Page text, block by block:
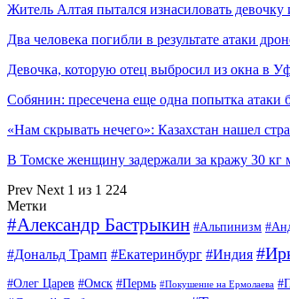
Житель Алтая пытался изнасиловать
Два человека погибли в результате атаки
Девочка, которую отец выбросил из окна в
Собянин: пресечена еще одна попытка атаки
«Нам скрывать нечего»: Казахстан нашел
В Томске женщину задержали за кражу 30 кг
Prev Next 1 из 1 224
Метки
#Александр Бастрыкин #Альпинизм
#Дональд Трамп #Екатеринбург #Индия
#Олег Царев #Омск #Пермь #Покушение на Ермолаева